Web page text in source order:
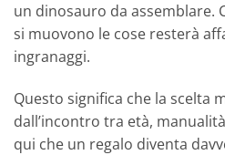
un dinosauro da assemblare.
si muovono le cose resterà
ingranaggi.
Questo significa che la scelta
dall’incontro tra età,
qui che un regalo diventa